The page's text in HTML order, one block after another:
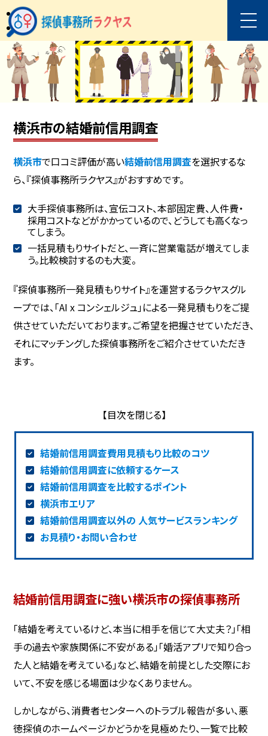
横浜市の結婚前信用調査
横浜市で口コミ評価が高い結婚前信用調査を選択するな
ら、『探偵事務所ラクヤス』がおすすめです。
大手探偵事務所は、宣伝コスト、本部固定費、人件費・
採用コストなどがかかっているので、どうしても高くなっ
てしまう。
一括見積もりサイトだと、一斉に営業電話が増えてしま
う。比較検討するのも大変。
『探偵事務所一発見積もりサイト』を運営するラクヤスグル
ープでは、「AI x コンシェルジュ」による一発見積もりをご提
供させていただいております。ご希望を把握させていただき、
それにマッチングした探偵事務所をご紹介させていただき
ます。
結婚前信用調査費用見積もり比較のコツ
結婚前信用調査に依頼するケース
結婚前信用調査を比較するポイント
横浜市エリア
結婚前信用調査以外の 人気サービスランキング
お見積り・お問い合わせ
結婚前信用調査に強い横浜市の探偵事務所
「結婚を考えているけど、本当に相手を信じて大丈夫？」「相
手の過去や家族関係に不安がある」「婚活アプリで知り合っ
た人と結婚を考えている」など、結婚を前提とした交際にお
いて、不安を感じる場面は少なくありません。
しかしながら、消費者センターへのトラブル報告が多い、悪
徳探偵のホームページかどうかを見極めたり、一覧で比較